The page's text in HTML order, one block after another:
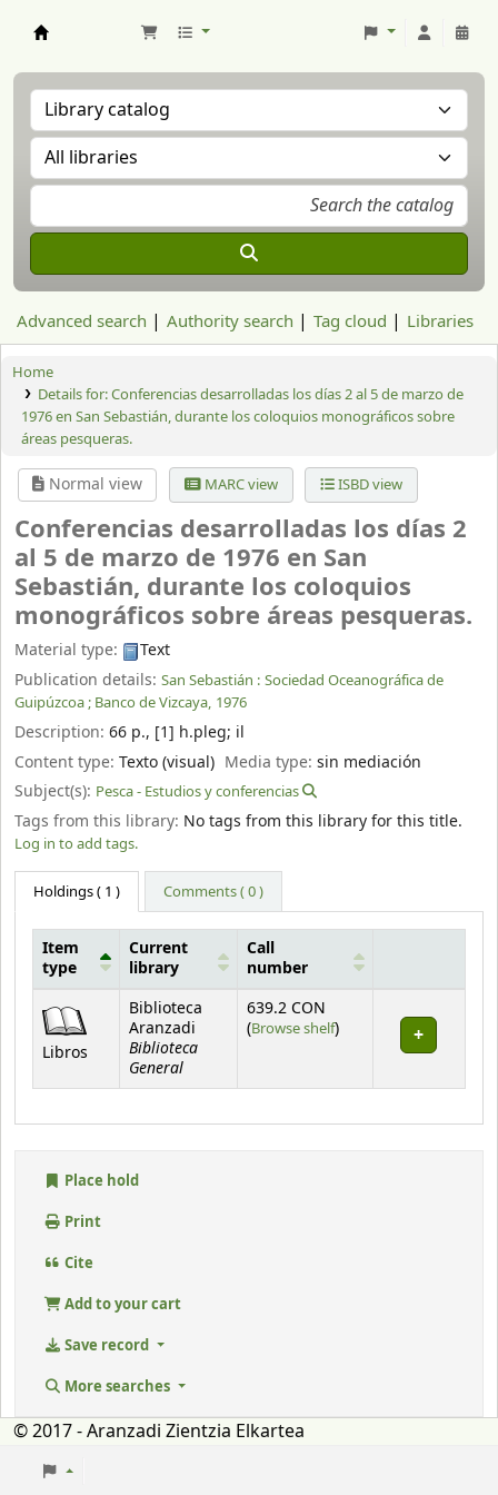
Advanced search Authority search Tag cloud Libraries
Home
Details for:Conferencias desarrolladas los días 2 al 5 de marzo de
1976 en San Sebastián, durante los coloquios monográficos sobre
áreas pesqueras.
Normal view MARC view ISBD view
Conferencias desarrolladas los días 2
al 5 de marzo de 1976 en San
Sebastián, durante los coloquios
monográficos sobre áreas pesqueras.
Material type:
Text
Publication details: San Sebastián : Sociedad Oceanográfica de
Guipúzcoa ; Banco de Vizcaya, 1976
Description: 66 p., [1] h.pleg; il
Content type: Texto (visual) Media type:sin mediación
Subject(s): Pesca - Estudios y conferencias
Tags from this library: No tags from this library for this title.
Log in to add tags.
Holdings( 1 ) Comments ( 0 )
Holdings
Item
type
Current
library
Call
number
Libros
Biblioteca
Aranzadi
Biblioteca
General
639.2 CON
(Browse shelf(Opens below)
)
Place hold
Print
Cite
Add to your cart
Save record
More searches
© 2017 - Aranzadi Zientzia Elkartea